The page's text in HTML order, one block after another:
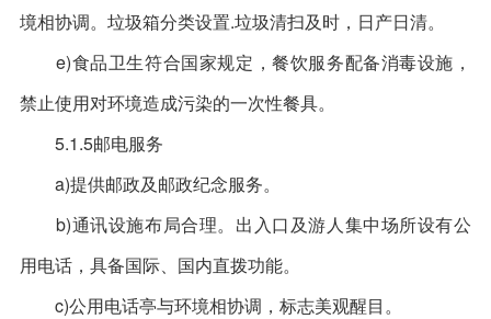
境相协调。垃圾箱分类设置.垃圾清扫及时，日产日清。
e)食品卫生符合国家规定，餐饮服务配备消毒设施，
禁止使用对环境造成污染的一次性餐具。
5.1.5邮电服务
a)提供邮政及邮政纪念服务。
b)通讯设施布局合理。出入口及游人集中场所设有公
用电话，具备国际、国内直拨功能。
c)公用电话亭与环境相协调，标志美观醒目。